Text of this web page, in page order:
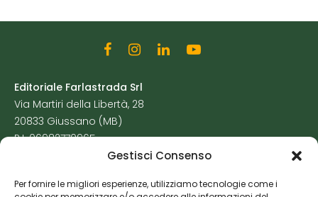
Gestisci Consenso
Per fornire le migliori esperienze, utilizziamo tecnologie come i
Editoriale Farlastrada Srl
Via Martiri della Libertà, 28
20833 Giussano (MB)
P.I. 06982770965
Cookie Policy